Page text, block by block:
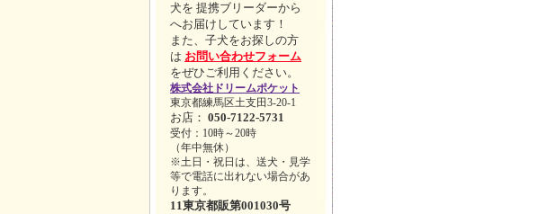
犬を 提携ブリーダーから
へお届けしています！
また、子犬をお探しの方
は お問い合わせフォーム
をぜひご利用ください。
株式会社ドリームポケット
東京都練馬区土支田3-20-1
お店： 050-7122-5731
受付：10時～20時
（年中無休）
※土日・祝日は、送犬・見学
等で電話に出れない場合があ
ります。
11東京都販第001030号